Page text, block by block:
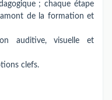
; chaque étape
de la formation et
auditive, visuelle et
clefs.